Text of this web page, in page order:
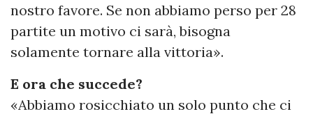
nostro favore. Se non abbiamo perso per 28
partite un motivo ci sarà, bisogna
solamente tornare alla vittoria».
E ora che succede?
«Abbiamo rosicchiato un solo punto che ci